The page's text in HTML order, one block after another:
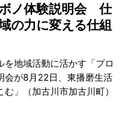
ノ体験説明会 仕
の力に変える仕組
を地域活動に活かす「プロ
会が8月22日、東播磨生活
」（加古川市加古川町）